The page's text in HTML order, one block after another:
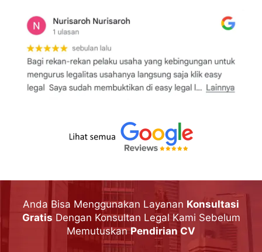
Anda Bisa Menggunakan Layanan Konsultasi
Gratis Dengan Konsultan Legal Kami Sebelum
MemutuskanPendirian CV